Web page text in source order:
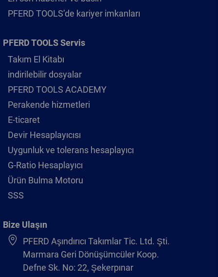
PFERD TOOLS’de kariyer imkanları
PFERD TOOLS Servis
Takım El Kitabı
indirilebilir dosyalar
PFERD TOOLS ACADEMY
Perakende hizmetleri
E-ticaret
Devir Hesaplayıcısı
Uygunluk ve tolerans hesaplayıcı
G-Ratio Hesaplayıcı
Ürün Bulma Motoru
SSS
Bize Ulaşın
PFERD Aşındırıcı Takımlar Tic. Ltd. Şti.
Marmara Geri Dönüşümcüler Koop.
Defne Sk. No: 22, Şekerpınar